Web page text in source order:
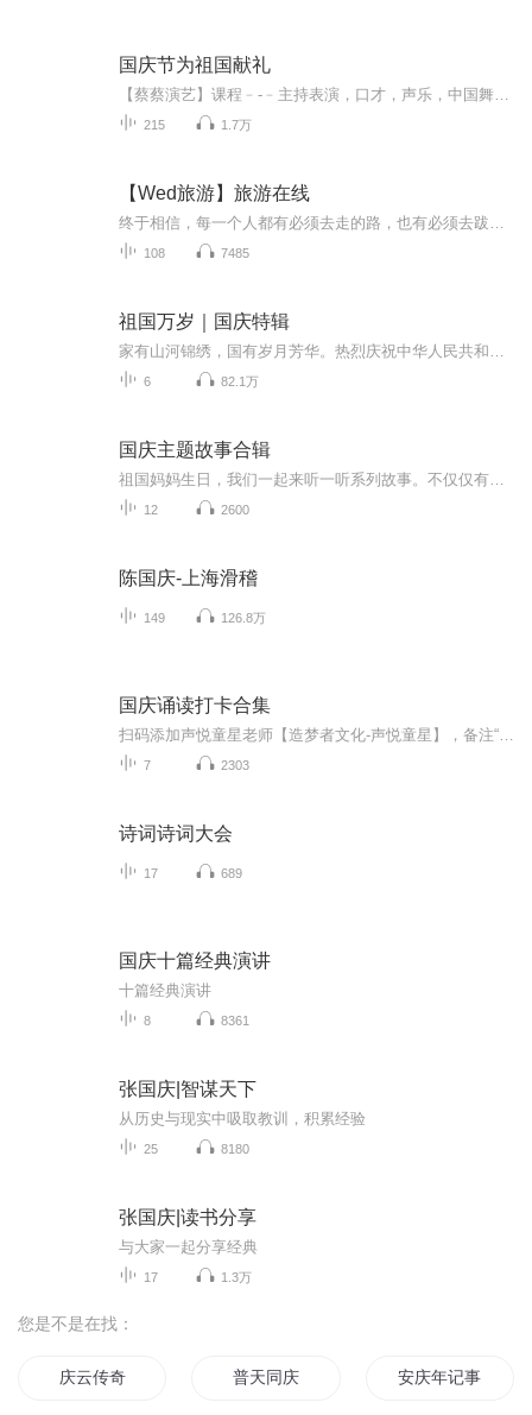
国庆节为祖国献礼
215 1.7万
【Wed旅游】旅游在线
108 7485
祖国万岁｜国庆特辑
6 82.1万
国庆主题故事合辑
12 2600
陈国庆-上海滑稽
149 126.8万
国庆诵读打卡合集
7 2303
诗词诗词大会
17 689
国庆十篇经典演讲
十篇经典演讲
8 8361
张国庆|智谋天下
从历史与现实中吸取教训，积累经验
25 8180
张国庆|读书分享
与大家一起分享经典
17 1.3万
您是不是在找：
庆云传奇 普天同庆 安庆年记事